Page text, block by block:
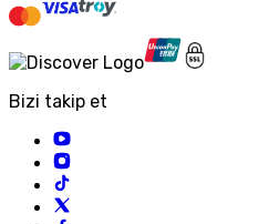
Bizi takip et